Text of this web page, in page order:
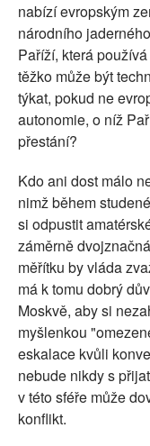
nabízí evropským
národního
Paříží, která
těžko může být
týkat, pokud ne
autonomie, o níž
přestání?
Kdo ani dost málo
nimž během
si odpustit
záměrně
měřítku by vláda
má k tomu dobrý
Moskvě, aby si
myšlenkou
eskalace kvůli
nebude nikdy s
v této sféře může
konflikt.